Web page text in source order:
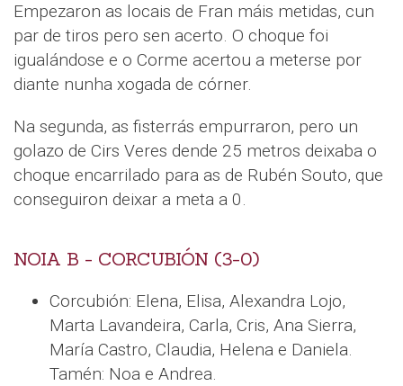
Empezaron as locais de Fran máis metidas, cun
par de tiros pero sen acerto. O choque foi
igualándose e o Corme acertou a meterse por
diante nunha xogada de córner.
Na segunda, as fisterrás empurraron, pero un
golazo de Cirs Veres dende 25 metros deixaba o
choque encarrilado para as de Rubén Souto, que
conseguiron deixar a meta a 0.
NOIA B - CORCUBIÓN (3-0)
Corcubión: Elena, Elisa, Alexandra Lojo,
Marta Lavandeira, Carla, Cris, Ana Sierra,
María Castro, Claudia, Helena e Daniela.
Tamén: Noa e Andrea.